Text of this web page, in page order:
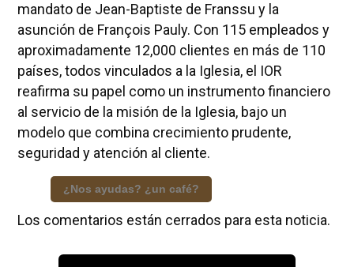
mandato de Jean-Baptiste de Franssu y la
asunción de François Pauly. Con 115 empleados y
aproximadamente 12,000 clientes en más de 110
países, todos vinculados a la Iglesia, el IOR
reafirma su papel como un instrumento financiero
al servicio de la misión de la Iglesia, bajo un
modelo que combina crecimiento prudente,
seguridad y atención al cliente.
¿Nos ayudas? ¿un café?
Los comentarios están cerrados para esta noticia.